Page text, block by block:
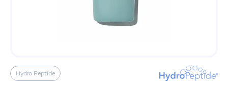
Hydro Peptide